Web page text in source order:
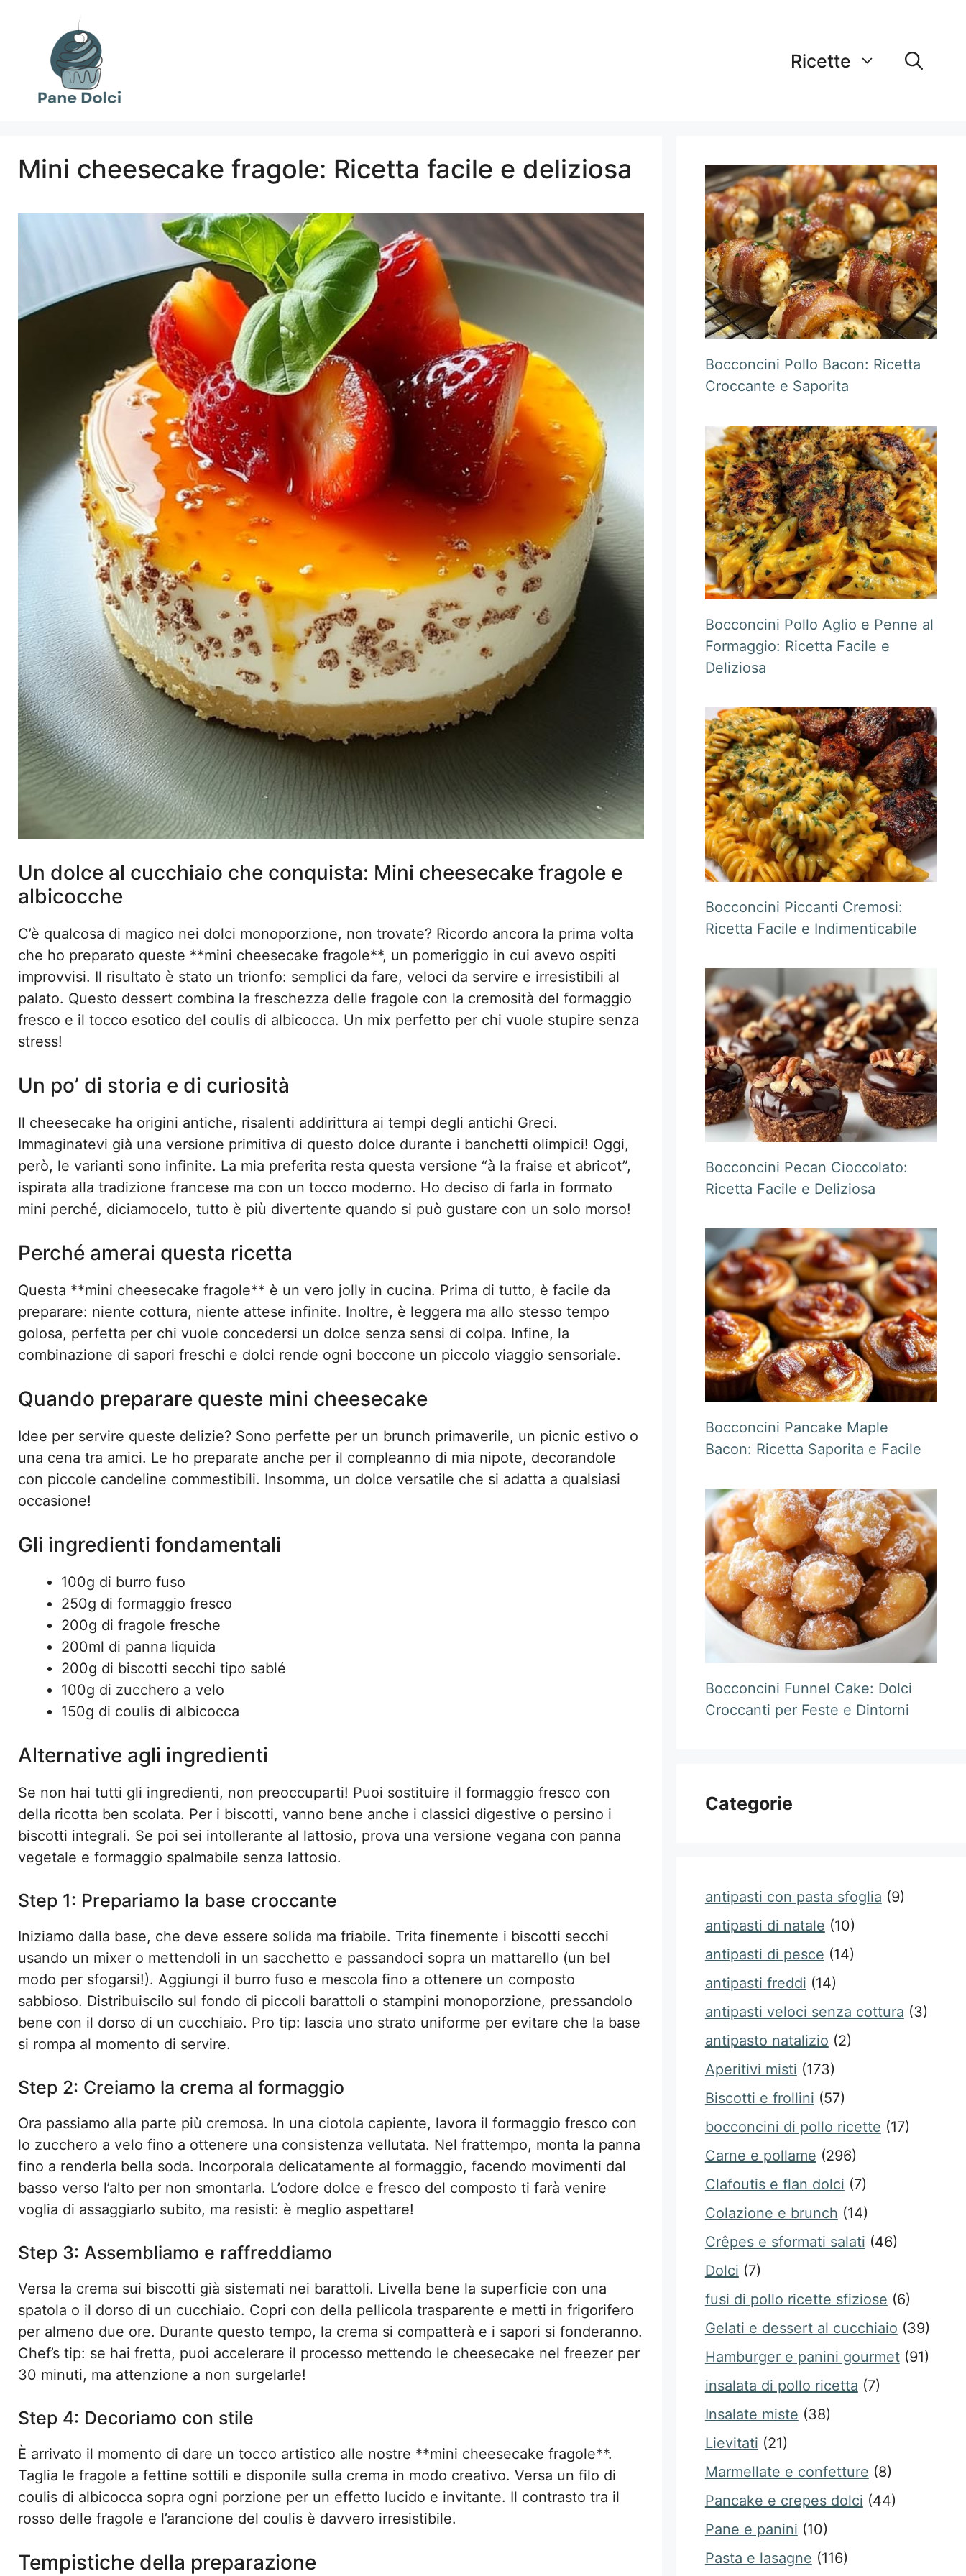
contenuto
Ricette
Mini cheesecake fragole: Ricetta facile e deliziosa
Un dolce al cucchiaio che conquista: Mini cheesecake fragole e
albicocche
C’è qualcosa di magico nei dolci monoporzione, non trovate? Ricordo ancora la prima volta
che ho preparato queste **mini cheesecake fragole**, un pomeriggio in cui avevo ospiti
improvvisi. Il risultato è stato un trionfo: semplici da fare, veloci da servire e irresistibili al
palato. Questo dessert combina la freschezza delle fragole con la cremosità del formaggio
fresco e il tocco esotico del coulis di albicocca. Un mix perfetto per chi vuole stupire senza
stress!
Un po’ di storia e di curiosità
Il cheesecake ha origini antiche, risalenti addirittura ai tempi degli antichi Greci.
Immaginatevi già una versione primitiva di questo dolce durante i banchetti olimpici! Oggi,
però, le varianti sono infinite. La mia preferita resta questa versione “à la fraise et abricot”,
ispirata alla tradizione francese ma con un tocco moderno. Ho deciso di farla in formato
mini perché, diciamocelo, tutto è più divertente quando si può gustare con un solo morso!
Perché amerai questa ricetta
Questa **mini cheesecake fragole** è un vero jolly in cucina. Prima di tutto, è facile da
preparare: niente cottura, niente attese infinite. Inoltre, è leggera ma allo stesso tempo
golosa, perfetta per chi vuole concedersi un dolce senza sensi di colpa. Infine, la
combinazione di sapori freschi e dolci rende ogni boccone un piccolo viaggio sensoriale.
Quando preparare queste mini cheesecake
Idee per servire queste delizie? Sono perfette per un brunch primaverile, un picnic estivo o
una cena tra amici. Le ho preparate anche per il compleanno di mia nipote, decorandole
con piccole candeline commestibili. Insomma, un dolce versatile che si adatta a qualsiasi
occasione!
Gli ingredienti fondamentali
100g di burro fuso
250g di formaggio fresco
200g di fragole fresche
200ml di panna liquida
200g di biscotti secchi tipo sablé
100g di zucchero a velo
150g di coulis di albicocca
Alternative agli ingredienti
Se non hai tutti gli ingredienti, non preoccuparti! Puoi sostituire il formaggio fresco con
della ricotta ben scolata. Per i biscotti, vanno bene anche i classici digestive o persino i
biscotti integrali. Se poi sei intollerante al lattosio, prova una versione vegana con panna
vegetale e formaggio spalmabile senza lattosio.
Step 1: Prepariamo la base croccante
Iniziamo dalla base, che deve essere solida ma friabile. Trita finemente i biscotti secchi
usando un mixer o mettendoli in un sacchetto e passandoci sopra un mattarello (un bel
modo per sfogarsi!). Aggiungi il burro fuso e mescola fino a ottenere un composto
sabbioso. Distribuiscilo sul fondo di piccoli barattoli o stampini monoporzione, pressandolo
bene con il dorso di un cucchiaio. Pro tip: lascia uno strato uniforme per evitare che la base
si rompa al momento di servire.
Step 2: Creiamo la crema al formaggio
Ora passiamo alla parte più cremosa. In una ciotola capiente, lavora il formaggio fresco con
lo zucchero a velo fino a ottenere una consistenza vellutata. Nel frattempo, monta la panna
fino a renderla bella soda. Incorporala delicatamente al formaggio, facendo movimenti dal
basso verso l’alto per non smontarla. L’odore dolce e fresco del composto ti farà venire
voglia di assaggiarlo subito, ma resisti: è meglio aspettare!
Step 3: Assembliamo e raffreddiamo
Versa la crema sui biscotti già sistemati nei barattoli. Livella bene la superficie con una
spatola o il dorso di un cucchiaio. Copri con della pellicola trasparente e metti in frigorifero
per almeno due ore. Durante questo tempo, la crema si compatterà e i sapori si fonderanno.
Chef’s tip: se hai fretta, puoi accelerare il processo mettendo le cheesecake nel freezer per
30 minuti, ma attenzione a non surgelarle!
Step 4: Decoriamo con stile
È arrivato il momento di dare un tocco artistico alle nostre **mini cheesecake fragole**.
Taglia le fragole a fettine sottili e disponile sulla crema in modo creativo. Versa un filo di
coulis di albicocca sopra ogni porzione per un effetto lucido e invitante. Il contrasto tra il
rosso delle fragole e l’arancione del coulis è davvero irresistibile.
Tempistiche della preparazione
Bocconcini Pollo Bacon: Ricetta
Croccante e Saporita
Bocconcini Pollo Aglio e Penne al
Formaggio: Ricetta Facile e
Deliziosa
Bocconcini Piccanti Cremosi:
Ricetta Facile e Indimenticabile
Bocconcini Pecan Cioccolato:
Ricetta Facile e Deliziosa
Bocconcini Pancake Maple
Bacon: Ricetta Saporita e Facile
Bocconcini Funnel Cake: Dolci
Croccanti per Feste e Dintorni
Categorie
antipasti con pasta sfoglia (9)
antipasti di natale (10)
antipasti di pesce (14)
antipasti freddi (14)
antipasti veloci senza cottura (3)
antipasto natalizio (2)
Aperitivi misti (173)
Biscotti e frollini (57)
bocconcini di pollo ricette (17)
Carne e pollame (296)
Clafoutis e flan dolci (7)
Colazione e brunch (14)
Crêpes e sformati salati (46)
Dolci (7)
fusi di pollo ricette sfiziose (6)
Gelati e dessert al cucchiaio (39)
Hamburger e panini gourmet(91)
insalata di pollo ricetta (7)
Insalate miste (38)
Lievitati (21)
Marmellate e confetture (8)
Pancake e crepes dolci (44)
Pane e panini (10)
Pasta e lasagne (116)